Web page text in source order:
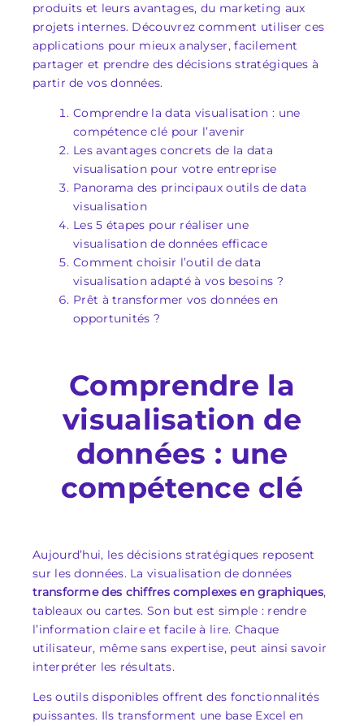
produits et leurs avantages, du marketing aux
projets internes. Découvrez comment utiliser ces
applications pour mieux analyser, facilement
partager et prendre des décisions stratégiques à
partir de vos données.
Comprendre la data visualisation : une
compétence clé pour l’avenir
Les avantages concrets de la data
visualisation pour votre entreprise
Panorama des principaux outils de data
visualisation
Les 5 étapes pour réaliser une
visualisation de données efficace
Comment choisir l’outil de data
visualisation adapté à vos besoins ?
Prêt à transformer vos données en
opportunités ?
Comprendre la
visualisation de
données : une
compétence clé
Aujourd’hui, les décisions stratégiques reposent
sur les données. La visualisation de données
transforme des chiffres complexes en graphiques,
tableaux ou cartes. Son but est simple : rendre
l’information claire et facile à lire. Chaque
utilisateur, même sans expertise, peut ainsi savoir
interpréter les résultats.
Les outils disponibles offrent des fonctionnalités
puissantes. Ils transforment une base Excel en